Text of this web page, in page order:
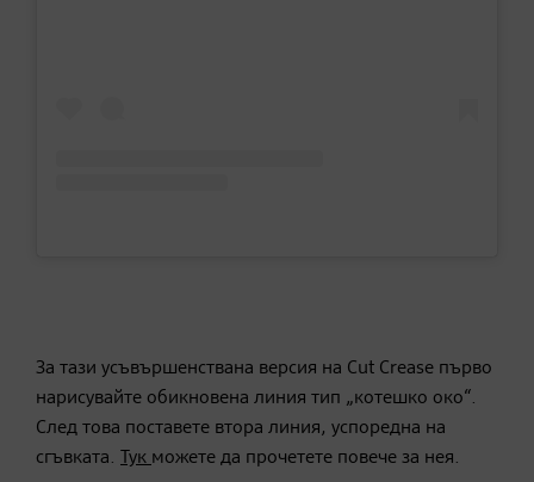
За тази усъвършенствана версия на Cut Crease първо
нарисувайте обикновена линия тип „котешко око“.
След това поставете втора линия, успоредна на
сгъвката. Тук можете да прочетете повече за нея.